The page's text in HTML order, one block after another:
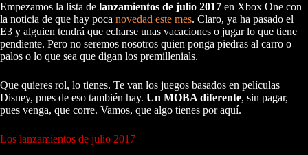
Empezamos la lista de lanzamientos de julio 2017 en Xbox One con
la noticia de que hay poca novedad este mes. Claro, ya ha pasado el
E3 y alguien tendrá que echarse unas vacaciones o jugar lo que tiene
pendiente. Pero no seremos nosotros quien ponga piedras al carro o
palos o lo que sea que digan los premillenials.
Que quieres rol, lo tienes. Te van los juegos basados en películas
Disney, pues de eso también hay. Un MOBA diferente, sin pagar,
pues venga, que corre. Vamos, que algo tienes por aquí.
Los lanzamientos de julio 2017